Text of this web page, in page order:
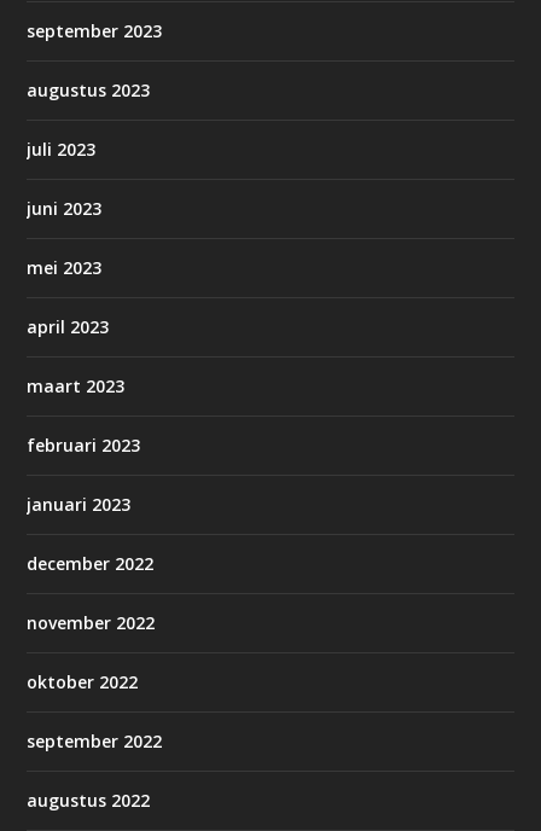
september 2023
augustus 2023
juli 2023
juni 2023
mei 2023
april 2023
maart 2023
februari 2023
januari 2023
december 2022
november 2022
oktober 2022
september 2022
augustus 2022